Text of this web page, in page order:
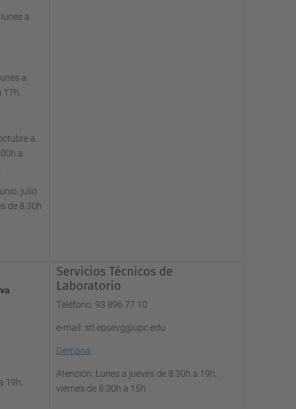
a
a
a
a
julio
de 8.30h
19h,
Servicios Técnicos de
Laboratorio
Teléfono: 93 896 77 10
e-mail: stl.epsevg@upc.edu
Demana
Atención: Lunes a jueves de 8:30h a 19h,
viernes de 8:30h a 15h